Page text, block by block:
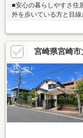
■安心の暮らしやすさ住
外を歩いている方と目線
心です！■暮らしが楽し
を贅沢にする最高の空
ちろん、庭BBQも叶え
境徒歩5分でコンビニ、
崎銀行へ。毎日の買い
の高いロケーションです
宮崎県宮崎